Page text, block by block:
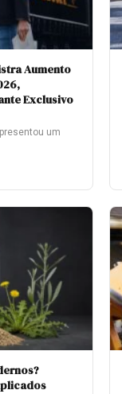
Aumento
Exclusivo
um